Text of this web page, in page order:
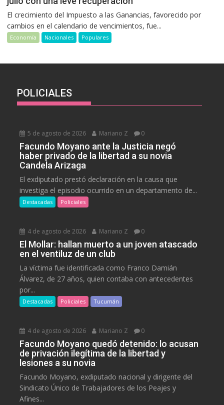
El crecimiento del Impuesto a las Ganancias, favorecido por
cambios en el calendario de vencimientos, fue...
Economía Nacionales Populares
POLICIALES
5 de agosto de 2026 Mariano Z 0
Facundo Moyano ante la Justicia negó
haber privado de la libertad a su novia
Candela Arizaga
El exdiputado prestó declaración en la causa que
investiga el episodio ocurrido en un departamento de...
Destacadas Policiales
4 de agosto de 2026 Mariano Z 0
El Mollar: hallan muerto a un joven atascado
en el ventiluz de un club
La víctima fue identificada como Franco Damián
Álvarez, de 27 años, quien contaba con antecedentes
por...
Destacadas Policiales Tucumán
4 de agosto de 2026 Mariano Z 0
Facundo Moyano quedó detenido: lo acusan
de privación ilegítima de la libertad y
lesiones a su novia
Facundo Moyano, exdiputado nacional y dirigente del
Sindicato Único de Trabajadores de los Peajes y
Afines...